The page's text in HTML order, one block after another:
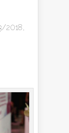
2018,